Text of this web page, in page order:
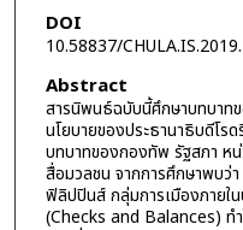
DOI
10.58837/
Abstract
สารนิพนธ์ฉบับนี้ศึกษาบทบาท
นโยบายของประธานาธิบดีโร
บทบาทของกองทัพ รัฐสภา หน่
สื่อมวลชน จากการศึกษาพบว่
ฟิลิปปินส์ กลุ่มการเมืองภายใ
(Checks and Balances) ทำ